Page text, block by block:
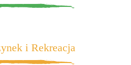
i Rekreacja